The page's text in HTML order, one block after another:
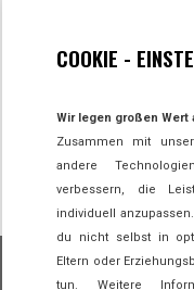
COOKIE -
Wir legen großen
Zusammen mit
andere
verbessern, die
individuell
du nicht selbst in
Eltern oder
tun. Weitere